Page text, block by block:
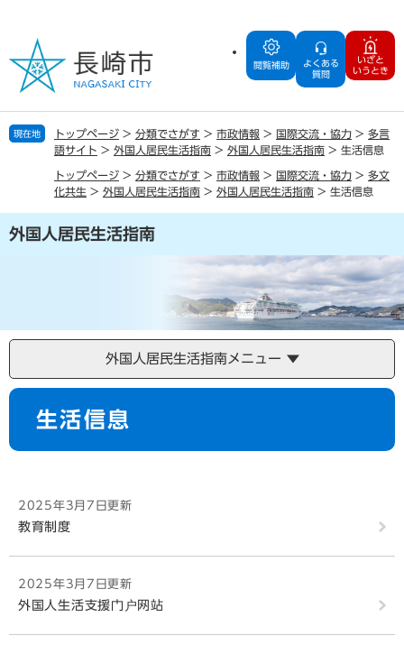
の
で
す
ー
ば
し
閲覧補助
よくある
質問
いざと
いうとき
現在地 トップページ > 分類でさがす > 市政情報 > 国際交流・協力 > 多言
語サイト > 外国人居民生活指南 > 外国人居民生活指南 > 生活信息
トップページ > 分類でさがす > 市政情報 > 国際交流・協力 > 多文
化共生 > 外国人居民生活指南 > 外国人居民生活指南 > 生活信息
外国人居民生活指南
外国人居民生活指南メニュー
本
生活信息
2025年3月7日更新
教育制度
2025年3月7日更新
外国人生活支援门户网站